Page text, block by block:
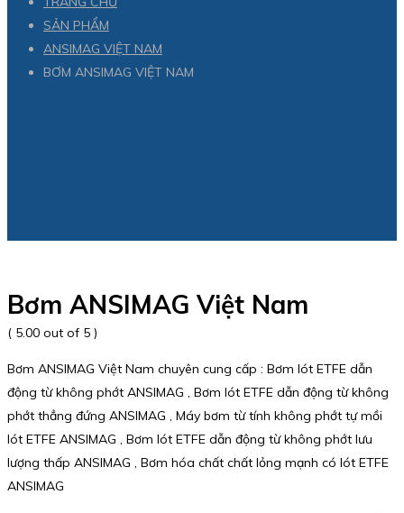
SẢN PHẨM
ANSIMAG VIỆT NAM
BƠM ANSIMAG VIỆT NAM
Bơm ANSIMAG Việt Nam
( 5.00 out of 5 )
Bơm ANSIMAG Việt Nam chuyên cung cấp : Bơm lót ETFE dẫn
động từ không phớt ANSIMAG , Bơm lót ETFE dẫn động từ không
phớt thẳng đứng ANSIMAG , Máy bơm từ tính không phớt tự mồi
lót ETFE ANSIMAG , Bơm lót ETFE dẫn động từ không phớt lưu
lượng thấp ANSIMAG , Bơm hóa chất chất lỏng mạnh có lót ETFE
ANSIMAG